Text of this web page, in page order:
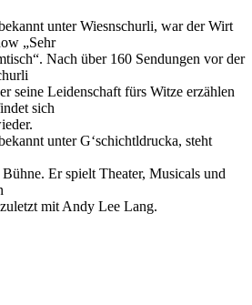
unter Wiesnschurli, war der Wirt
„Sehr
Nach über 160 Sendungen vor der
seine Leidenschaft fürs Witze erzählen
sich
unter G‘schichtldrucka, steht
Er spielt Theater, Musicals und
mit Andy Lee Lang.